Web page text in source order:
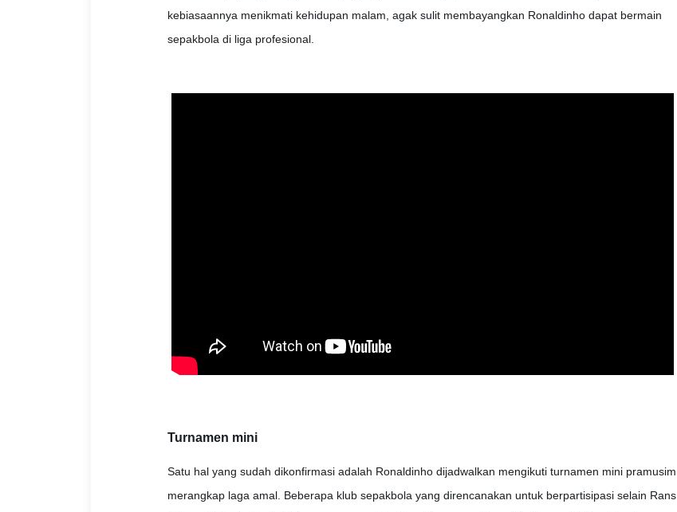
kebiasaannya menikmati kehidupan malam, agak sulit membayangkan Ronaldinho dapat bermain
sepakbola di liga profesional.
Turnamen mini
Satu hal yang sudah dikonfirmasi adalah Ronaldinho dijadwalkan mengikuti turnamen mini pramusim
merangkap laga amal. Beberapa klub sepakbola yang direncanakan untuk berpartisipasi selain Rans